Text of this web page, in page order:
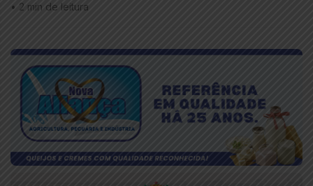
• 2 min de leitura